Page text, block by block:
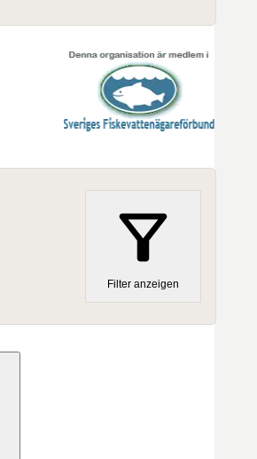
Filter anzeigen